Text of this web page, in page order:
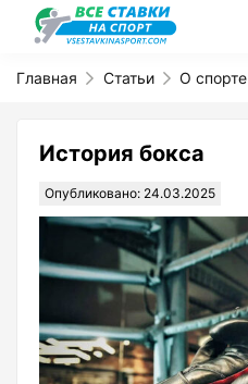
Главная Статьи О спорте
История бокса
Опубликовано: 24.03.2025